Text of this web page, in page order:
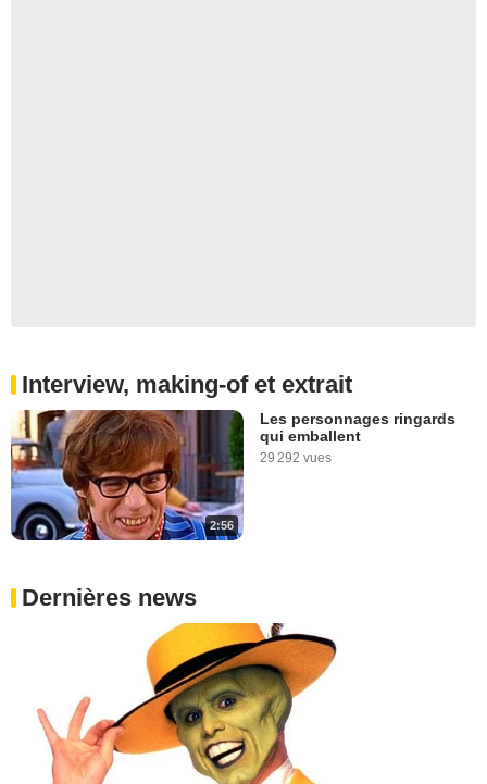
Interview, making-of et extrait
2:56
Les personnages ringards
qui emballent
29 292 vues
Dernières news